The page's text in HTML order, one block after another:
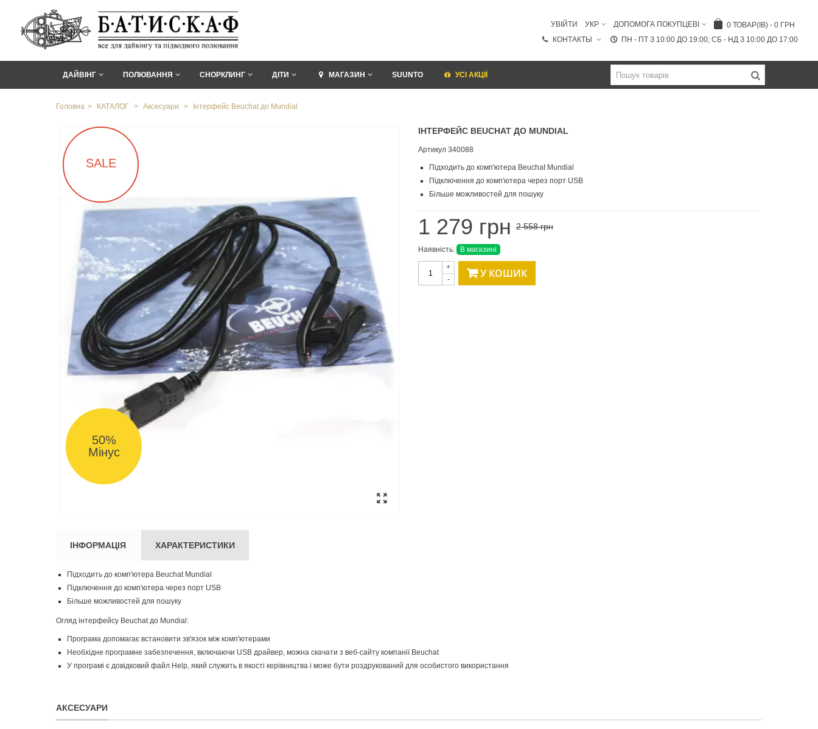
0 ТОВАР(ІВ) - 0 ГРН
ДОПОМОГА ПОКУПЦЕВІ
УКР
УВІЙТИ
ПН - ПТ З 10:00 ДО 19:00; СБ - НД З 10:00 ДО 17:00
КОНТАКТЫ
ДАЙВІНГ ПОЛЮВАННЯ СНОРКЛИНГ ДІТИ МАГАЗИН SUUNTO УСI АКЦІЇ
Головна > КАТАЛОГ > Аксесуари > Інтерфейс Beuchat до Mundial
SALE
50%
Мінус
ІНТЕРФЕЙС BEUCHAT ДО MUNDIAL
Артикул 340088
Підходить до комп'ютера Beuchat Mundial
Підключення до комп'ютера через порт USB
Більше можливостей для пошуку
1 279 грн 2 558 грн
Наявність: В магазині
-
+ У КОШИК
ІНФОРМАЦІЯ ХАРАКТЕРИСТИКИ
Підходить до комп'ютера Beuchat Mundial
Підключення до комп'ютера через порт USB
Більше можливостей для пошуку
Огляд інтерфейсу Beuchat до Mundial:
Програма допомагає встановити зв'язок між комп'ютерами
Необхідне програмне забезпечення, включаючи USB драйвер, можна скачати з веб-сайту компанії Beuchat
У програмі є довідковий файл Help, який служить в якості керівництва і може бути роздрукований для особистого використання
АКСЕСУАРИ